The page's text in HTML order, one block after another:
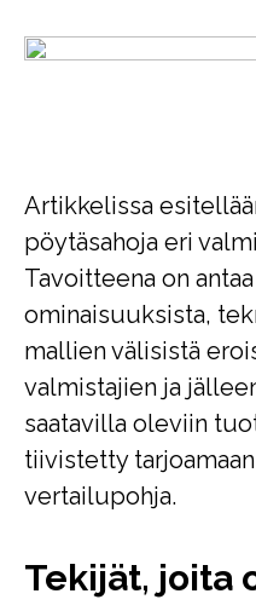
Artikkelissa
pöytäsahoja eri
Tavoitteena on
ominaisuuksista,
mallien välisistä
valmistajien ja
saatavilla oleviin
tiivistetty
vertailupohja.
Tekijät, joita